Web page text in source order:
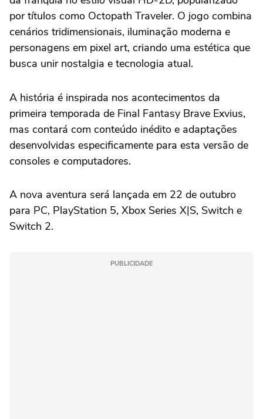
por títulos como Octopath Traveler. O jogo combina
cenários tridimensionais, iluminação moderna e
personagens em pixel art, criando uma estética que
busca unir nostalgia e tecnologia atual.
A história é inspirada nos acontecimentos da
primeira temporada de Final Fantasy Brave Exvius,
mas contará com conteúdo inédito e adaptações
desenvolvidas especificamente para esta versão de
consoles e computadores.
A nova aventura será lançada em 22 de outubro
para PC, PlayStation 5, Xbox Series X|S, Switch e
Switch 2.
PUBLICIDADE